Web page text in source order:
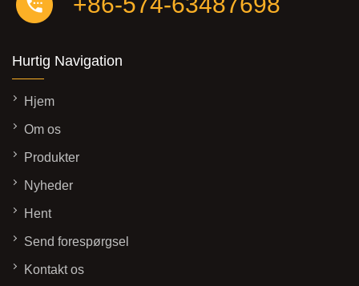
Hurtig Navigation
Hjem
Om os
Produkter
Nyheder
Hent
Send forespørgsel
Kontakt os